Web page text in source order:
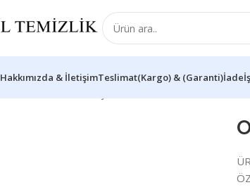
Hakkımızda & İletişimTeslimat(Kargo) & (Garanti)İade